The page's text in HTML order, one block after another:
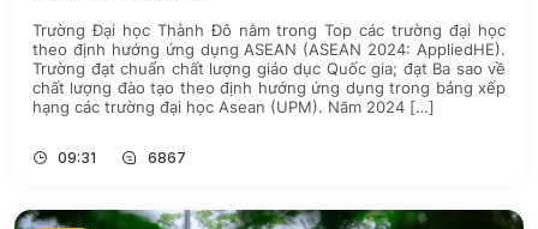
Trường Đại học Thành Đô nằm trong Top các trường đại học
theo định hướng ứng dụng ASEAN (ASEAN 2024: AppliedHE).
Trường đạt chuẩn chất lượng giáo dục Quốc gia; đạt Ba sao về
chất lượng đào tạo theo định hướng ứng dụng trong bảng xếp
hạng các trường đại học Asean (UPM). Năm 2024 […]
09:31 6867